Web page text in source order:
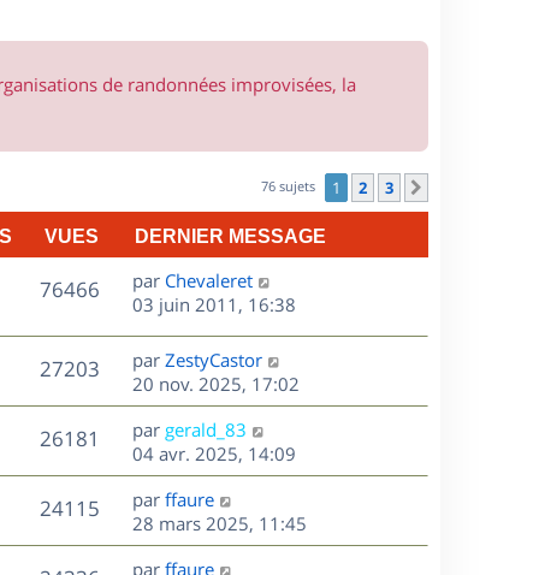
de randonnées improvisées, la
76 sujets 1 2 3
VUES DERNIER MESSAGE
76466V
u
e
D
e
n
i
e
r
m
e
s
s
a
g
par Chevaleret
03 juin 2011, 16:38
27203V
u
D
e
r
n
i
e
r
m
e
par ZestyCastor
20 nov. 2025, 17:02
26181
u
D
e
r
n
i
e
par gerald_83
04 avr. 2025, 14:09
24115V
u
D
e
r
n
par ffaure
28 mars 2025, 11:45
D
par ffaure